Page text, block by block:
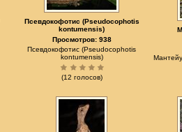
Псевдокофотис (Pseudocophotis
kontumensis)
Просмотров: 938
Псевдокофотис (Pseudocophotis
kontumensis)
(12 голосов)